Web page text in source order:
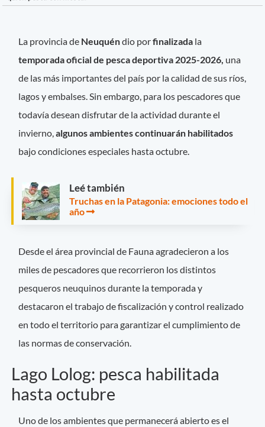
La provincia de Neuquéndio porfinalizada la
temporada oficial de pesca deportiva 2025-2026, una
de las más importantes del país por la calidad de sus ríos,
lagos y embalses. Sin embargo, para los pescadores que
todavía desean disfrutar de la actividad durante el
invierno,algunos ambientes continuarán habilitados
bajo condiciones especiales hasta octubre.
Leé también
Truchas en la Patagonia: emociones todo el
año
Desde el área provincial de Fauna agradecieron a los
miles de pescadores que recorrieron los distintos
pesqueros neuquinos durante la temporada y
destacaron el trabajo de fiscalización y control realizado
en todo el territorio para garantizar el cumplimiento de
las normas de conservación.
Lago Lolog: pesca habilitada
hasta octubre
Uno de los ambientes que permanecerá abierto es el